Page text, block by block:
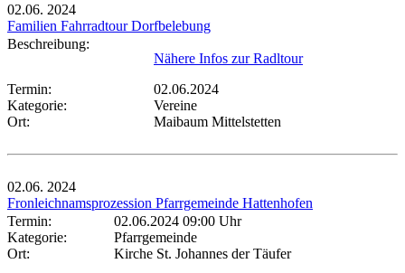
02.06. 2024
Familien Fahrradtour Dorfbelebung
Beschreibung:
Nähere Infos zur Radltour
Termin:
02.06.2024
Kategorie:
Vereine
Ort:
Maibaum Mittelstetten
02.06. 2024
Fronleichnamsprozession Pfarrgemeinde Hattenhofen
Termin:
02.06.2024 09:00 Uhr
Kategorie:
Pfarrgemeinde
Ort:
Kirche St. Johannes der Täufer